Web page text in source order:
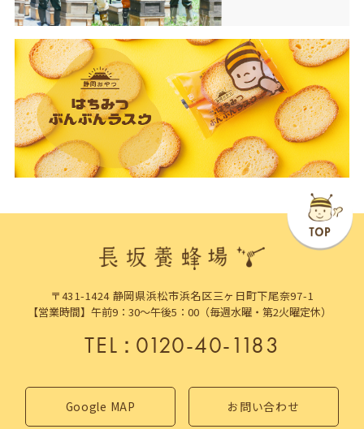
〒431-1424 静岡県浜松市浜名区三ヶ日町下尾奈97-1
【営業時間】午前9：30～午後5：00（毎週水曜・第2火曜定休）
TEL：0120-40-1183
Google MAP お問い合わせ